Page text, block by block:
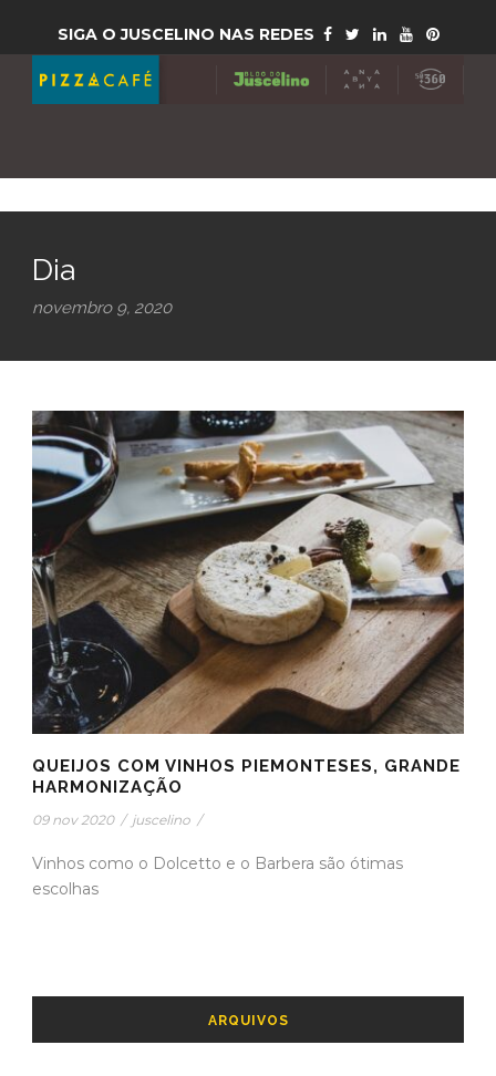
SIGA O JUSCELINO NAS REDES
Dia
novembro 9, 2020
QUEIJOS COM VINHOS PIEMONTESES, GRANDE
HARMONIZAÇÃO
09 nov 2020 / juscelino /
Vinhos como o Dolcetto e o Barbera são ótimas
escolhas
ARQUIVOS